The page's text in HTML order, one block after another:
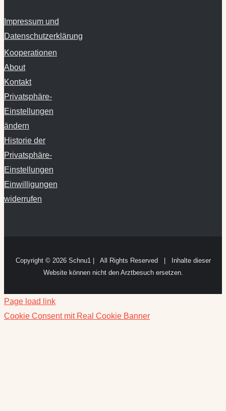
Impressum und
Datenschutzerklärung
Kooperationen
About
Kontakt
Privatsphäre-
Einstellungen
ändern
Historie der
Privatsphäre-
Einstellungen
Einwilligungen
widerrufen
Copyright © 2026 Schnu1 | All Rights Reserved | Inhalte dieser
Website können nicht den Arztbesuch ersetzen.
Page load link
Cookie Consent mit Real Cookie Banner